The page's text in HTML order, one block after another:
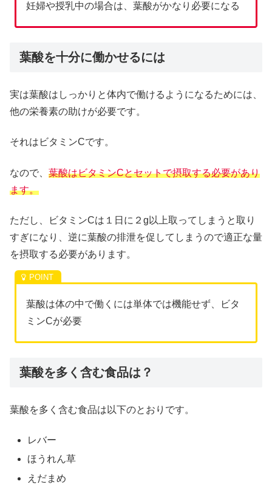
妊婦や授乳中の場合は、葉酸がかなり必要になる
葉酸を十分に働かせるには
実は葉酸はしっかりと体内で働けるようになるためには、
他の栄養素の助けが必要です。
それはビタミンCです。
なので、 葉酸はビタミンCとセットで摂取する必要があり
ます。
ただし、ビタミンCは１日に２g以上取ってしまうと取り
すぎになり、逆に葉酸の排泄を促してしまうので適正な量
を摂取する必要があります。
葉酸は体の中で働くには単体では機能せず、ビタ
ミンCが必要
葉酸を多く含む食品は？
葉酸を多く含む食品は以下のとおりです。
レバー
ほうれん草
えだまめ